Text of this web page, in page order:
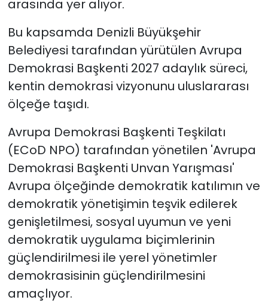
arasında yer alıyor.
Bu kapsamda Denizli Büyükşehir
Belediyesi tarafından yürütülen Avrupa
Demokrasi Başkenti 2027 adaylık süreci,
kentin demokrasi vizyonunu uluslararası
ölçeğe taşıdı.
Avrupa Demokrasi Başkenti Teşkilatı
(ECoD NPO) tarafından yönetilen 'Avrupa
Demokrasi Başkenti Unvan Yarışması'
Avrupa ölçeğinde demokratik katılımın ve
demokratik yönetişimin teşvik edilerek
genişletilmesi, sosyal uyumun ve yeni
demokratik uygulama biçimlerinin
güçlendirilmesi ile yerel yönetimler
demokrasisinin güçlendirilmesini
amaçlıyor.